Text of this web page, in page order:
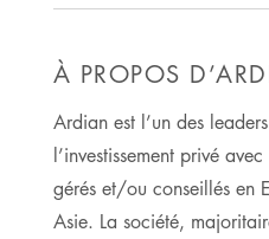
À PROPOS
Ardian est l’un des
l’investissement privé
gérés et/ou conseillés en
Asie. La société,